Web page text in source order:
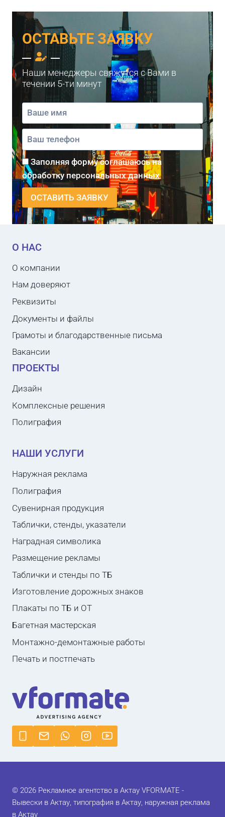
ОСТАВЬТЕ ЗАЯВКУ
Наши менеджеры свяжутся с Вами в
течении 5-ти минут
Заполняя форму соглашаюсь на
обработку персональных данных
О НАС
О компании
Нам доверяют
Реквизиты
Документы и файлы
Грамоты и благодарственные письма
Вакансии
ПРОЕКТЫ
Дизайн
Комплексные решения
Полиграфия
НАШИ УСЛУГИ
Наружная реклама
Полиграфия
Сувенирная продукция
Таблички, стенды, указатели
Наградная символика
Размещение рекламы
Таблички и стенды по ТБ
Изготовление дорожных знаков
Плакаты по ТБ и ОТ
Багетная мастерская
Монтажно-демонтажные работы
Печать и постпечать
© 2026 Рекламное агентство в Актау VFORMATE -
Вывески в Актау, типография в Актау, наружная реклама
в Актау